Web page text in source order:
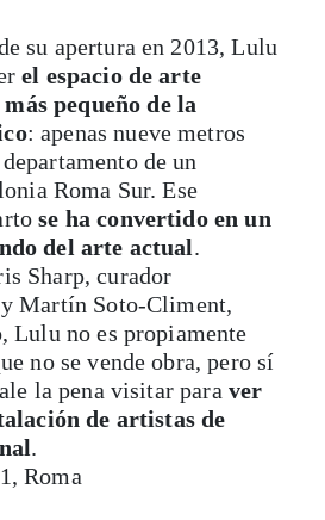
su apertura en 2013, Lulu
el espacio de arte
pequeño de la
: apenas nueve metros
de un
Roma Sur. Ese
se ha convertido en un
del arte actual.
Sharp, curador
y Martín Soto-Climent,
Lulu no es propiamente
no se vende obra, pero sí
la pena visitar para ver
de artistas de
.
Roma